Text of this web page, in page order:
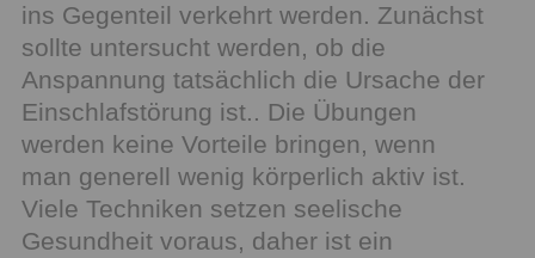
ins Gegenteil verkehrt werden. Zunächst
sollte untersucht werden, ob die
Anspannung tatsächlich die Ursache der
Einschlafstörung ist.. Die Übungen
werden keine Vorteile bringen, wenn
man generell wenig körperlich aktiv ist.
Viele Techniken setzen seelische
Gesundheit voraus, daher ist ein